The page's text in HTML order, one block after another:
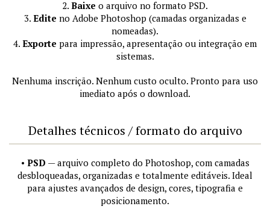
2. Baixe o arquivo no formato PSD.
3. Edite no Adobe Photoshop (camadas organizadas e
nomeadas).
4. Exporte para impressão, apresentação ou integração em
sistemas.
Nenhuma inscrição. Nenhum custo oculto. Pronto para uso
imediato após o download.
Detalhes técnicos / formato do arquivo
• PSD — arquivo completo do Photoshop, com camadas
desbloqueadas, organizadas e totalmente editáveis. Ideal
para ajustes avançados de design, cores, tipografia e
posicionamento.